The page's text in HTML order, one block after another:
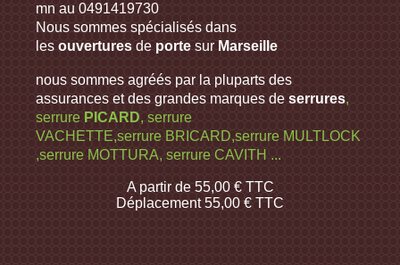
mn au 0491419730
Nous sommes spécialisés dans
lesouvertures de porte sur Marseille
nous sommes agréés par la pluparts des
assurances et des grandes marques deserrures,
serrure PICARD, serrure
VACHETTE,serrure BRICARD,serrure MULTLOCK
,serrure MOTTURA, serrure CAVITH ...
A partir de 55,00 € TTC
Déplacement 55,00 € TTC